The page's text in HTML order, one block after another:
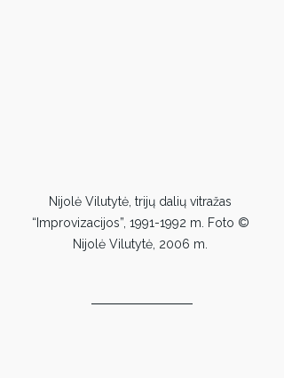
Nijolė Vilutytė, trijų dalių vitražas
“Improvizacijos”, 1991-1992 m. Foto ©
Nijolė Vilutytė, 2006 m.